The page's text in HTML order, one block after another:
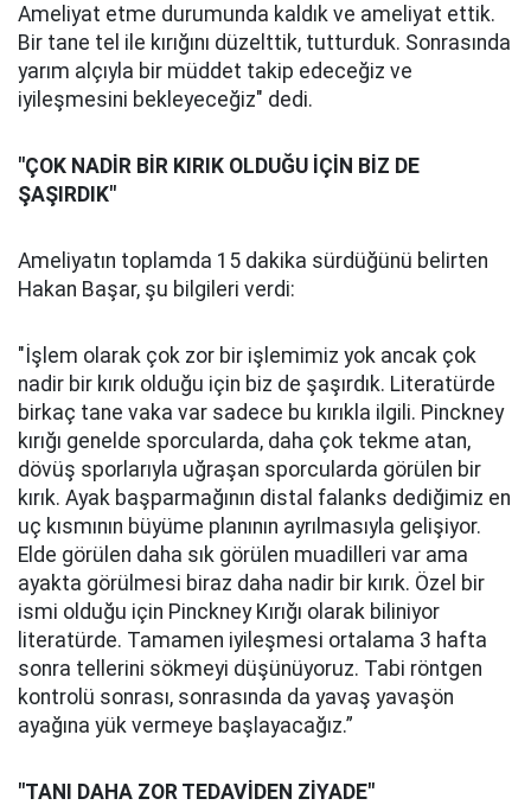
Ameliyat etme durumunda kaldık ve ameliyat ettik.
Bir tane tel ile kırığını düzelttik, tutturduk. Sonrasında
yarım alçıyla bir müddet takip edeceğiz ve
iyileşmesini bekleyeceğiz" dedi.
"ÇOK NADİR BİR KIRIK OLDUĞU İÇİN BİZ DE
ŞAŞIRDIK"
Ameliyatın toplamda 15 dakika sürdüğünü belirten
Hakan Başar, şu bilgileri verdi:
"İşlem olarak çok zor bir işlemimiz yok ancak çok
nadir bir kırık olduğu için biz de şaşırdık. Literatürde
birkaç tane vaka var sadece bu kırıkla ilgili. Pinckney
kırığı genelde sporcularda, daha çok tekme atan,
dövüş sporlarıyla uğraşan sporcularda görülen bir
kırık. Ayak başparmağının distal falanks dediğimiz en
uç kısmının büyüme planının ayrılmasıyla gelişiyor.
Elde görülen daha sık görülen muadilleri var ama
ayakta görülmesi biraz daha nadir bir kırık. Özel bir
ismi olduğu için Pinckney Kırığı olarak biliniyor
literatürde. Tamamen iyileşmesi ortalama 3 hafta
sonra tellerini sökmeyi düşünüyoruz. Tabi röntgen
kontrolü sonrası, sonrasında da yavaş yavaşön
ayağına yük vermeye başlayacağız.”
"TANI DAHA ZOR TEDAVİDEN ZİYADE"